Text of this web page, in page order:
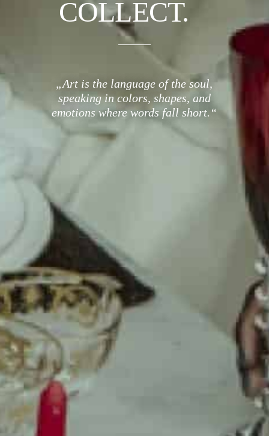
COLLECT.
„Art is the language of the soul,
speaking in colors, shapes, and
emotions where words fall short.“